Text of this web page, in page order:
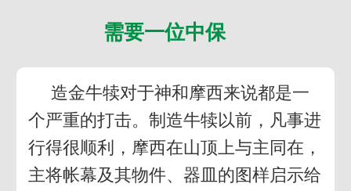
需要一位中保
造金牛犊对于神和摩西来说都是一
个严重的打击。制造牛犊以前，凡事进
行得很顺利，摩西在山顶上与主同在，
主将帐幕及其物件、器皿的图样启示给